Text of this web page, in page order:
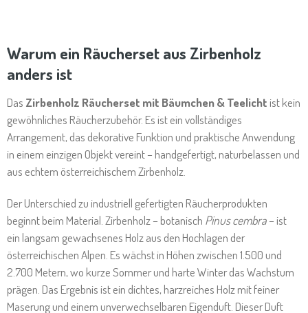
Warum ein Räucherset aus Zirbenholz
anders ist
Das Zirbenholz Räucherset mit Bäumchen & Teelicht ist kein
gewöhnliches Räucherzubehör. Es ist ein vollständiges
Arrangement, das dekorative Funktion und praktische Anwendung
in einem einzigen Objekt vereint – handgefertigt, naturbelassen und
aus echtem österreichischem Zirbenholz.
Der Unterschied zu industriell gefertigten Räucherprodukten
beginnt beim Material. Zirbenholz – botanisch Pinus cembra– ist
ein langsam gewachsenes Holz aus den Hochlagen der
österreichischen Alpen. Es wächst in Höhen zwischen 1.500 und
2.700 Metern, wo kurze Sommer und harte Winter das Wachstum
prägen. Das Ergebnis ist ein dichtes, harzreiches Holz mit feiner
Maserung und einem unverwechselbaren Eigenduft. Dieser Duft